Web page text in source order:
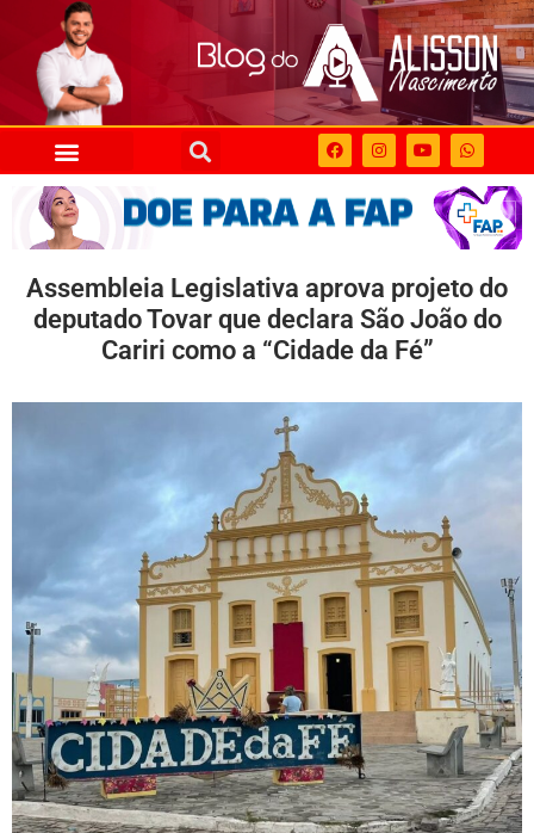
Assembleia Legislativa aprova projeto do
deputado Tovar que declara São João do
Cariri como a “Cidade da Fé”